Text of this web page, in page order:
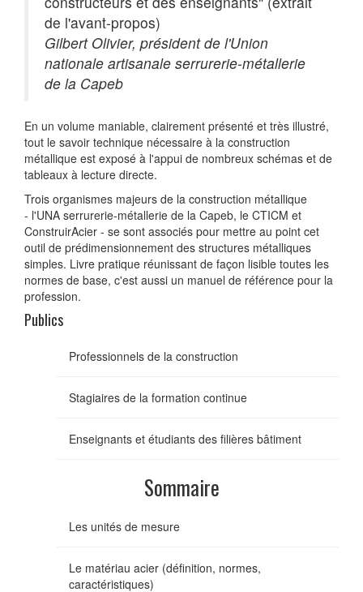
de l'avant-propos)
Gilbert Olivier, président de l'Union
nationale artisanale serrurerie-métallerie
de la Capeb
En un volume maniable, clairement présenté et très illustré,
tout le savoir technique nécessaire à la construction
métallique est exposé à l'appui de nombreux schémas et de
tableaux à lecture directe.
Trois organismes majeurs de la construction métallique
- l'UNA serrurerie-métallerie de la Capeb, le CTICM et
ConstruirAcier - se sont associés pour mettre au point cet
outil de prédimensionnement des structures métalliques
simples. Livre pratique réunissant de façon lisible toutes les
normes de base, c'est aussi un manuel de référence pour la
profession.
Publics
Professionnels de la construction
Stagiaires de la formation continue
Enseignants et étudiants des filières bâtiment
Sommaire
Les unités de mesure
Le matériau acier (définition, normes,
caractéristiques)